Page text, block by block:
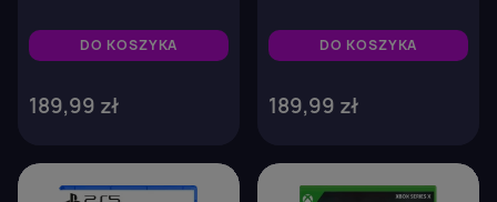
2
DO KOSZYKA
189,99 zł
DO KOSZYKA
189,99 zł